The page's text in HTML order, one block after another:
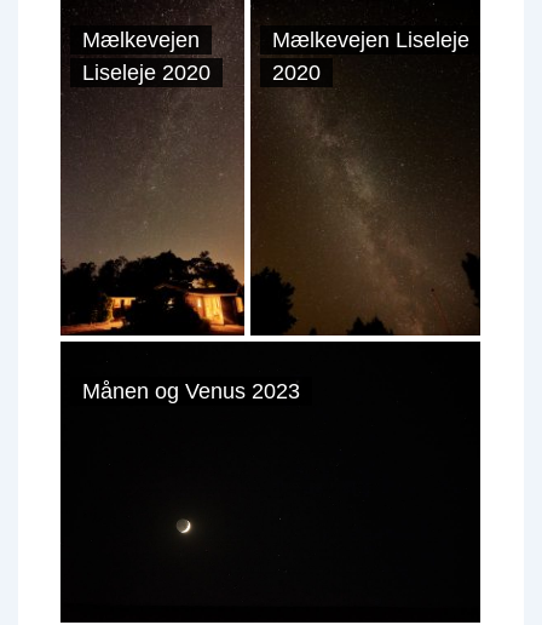
Mælkevejen
Liseleje 2020
Mælkevejen Liseleje
2020
Månen og Venus 2023